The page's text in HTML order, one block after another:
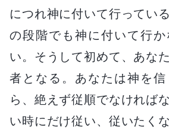
につれ神に付いて行ってい
の段階でも神に付いて行
い。そうして初めて、あな
者となる。あなたは神を
ら、絶えず従順でなければ
い時にだけ従い、従いたく